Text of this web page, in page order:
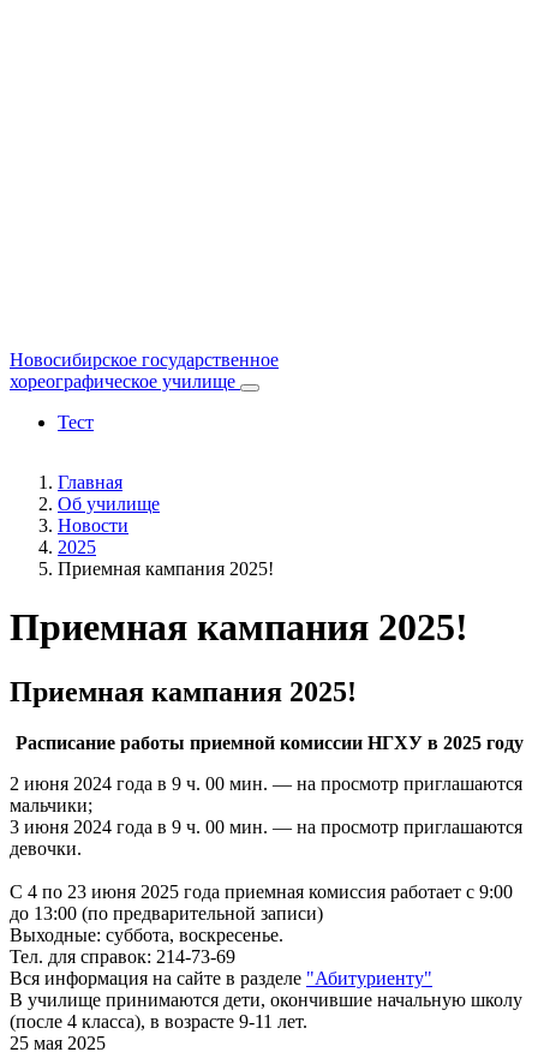
Новосибирское государственное
хореографическое училище
Тест
Главная
Об училище
Новости
2025
Приемная кампания 2025!
Приемная кампания 2025!
Приемная кампания 2025!
Расписание работы приемной комиссии НГХУ в 2025 году
2 июня 2024 года в 9 ч. 00 мин. — на просмотр приглашаются
мальчики;
3 июня 2024 года в 9 ч. 00 мин. — на просмотр приглашаются
девочки.
С 4 по 23 июня 2025 года приемная комиссия работает с 9:00
до 13:00 (по предварительной записи)
Выходные: суббота, воскресенье.
Тел. для справок: 214-73-69
Вся информация на сайте в разделе "Абитуриенту"
В училище принимаются дети, окончившие начальную школу
(после 4 класса), в возрасте 9-11 лет.
25 мая 2025